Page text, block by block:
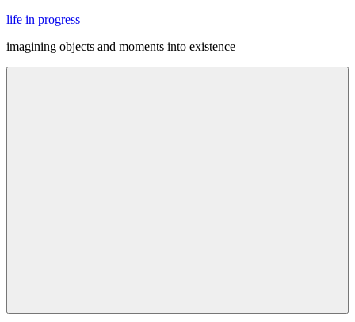
Skip
content
life in progress
imagining objects and moments into existence